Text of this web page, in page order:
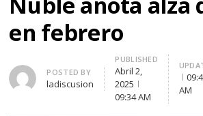
en febrero
Author
POSTED BY
ladiscusion
PUBLISHED
Abril 2,
2025
09:34 AM
AM